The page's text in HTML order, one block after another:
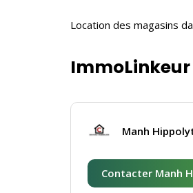
Location des magasins
ImmoLinkeur
Manh
Contacter Manh